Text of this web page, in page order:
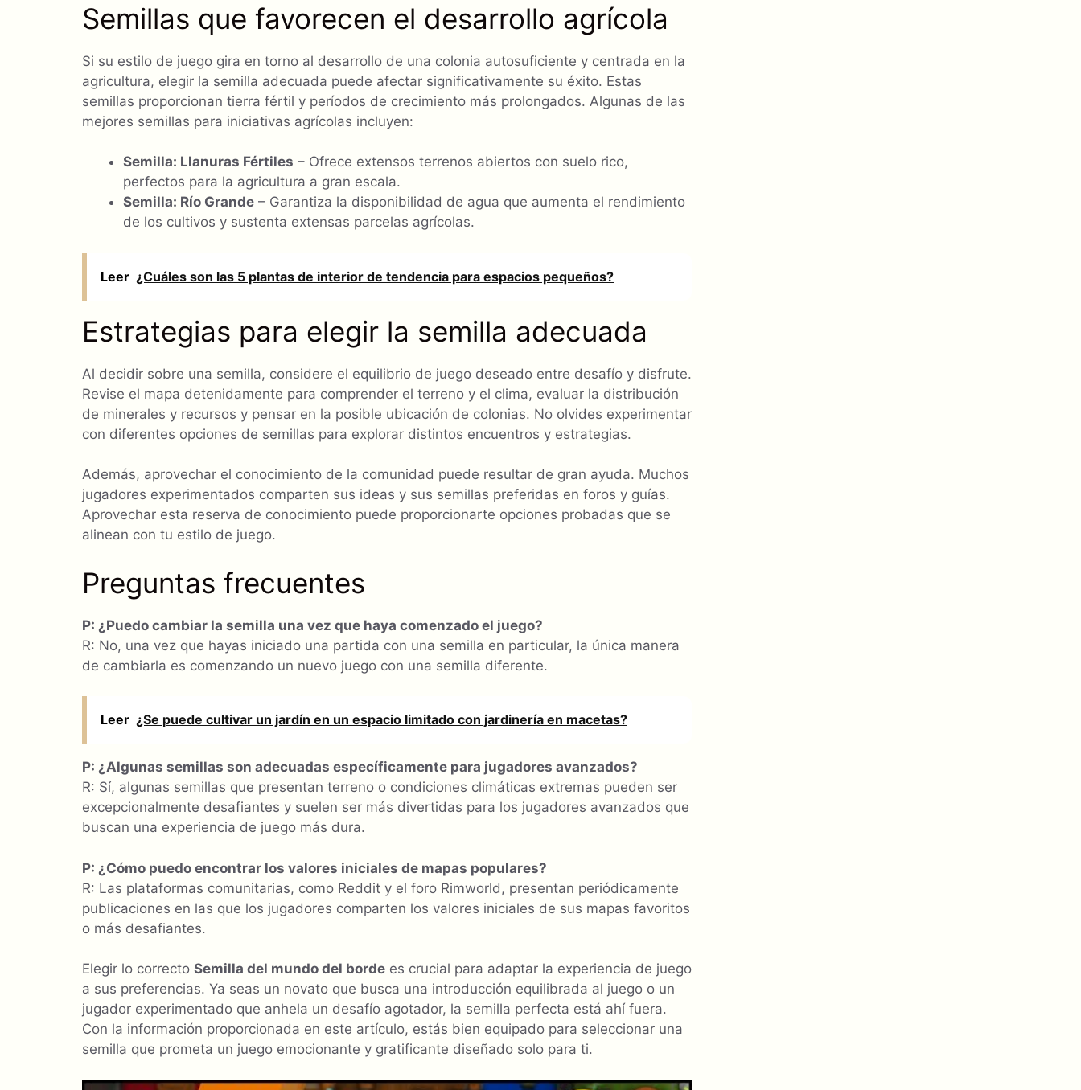
Semillas que favorecen el desarrollo agrícola
Si su estilo de juego gira en torno al desarrollo de una colonia autosuficiente y centrada en la
agricultura, elegir la semilla adecuada puede afectar significativamente su éxito. Estas
semillas proporcionan tierra fértil y períodos de crecimiento más prolongados. Algunas de las
mejores semillas para iniciativas agrícolas incluyen:
Semilla: Llanuras Fértiles – Ofrece extensos terrenos abiertos con suelo rico,
perfectos para la agricultura a gran escala.
Semilla: Río Grande – Garantiza la disponibilidad de agua que aumenta el rendimiento
de los cultivos y sustenta extensas parcelas agrícolas.
Leer ¿Cuáles son las 5 plantas de interior de tendencia para espacios pequeños?
Estrategias para elegir la semilla adecuada
Al decidir sobre una semilla, considere el equilibrio de juego deseado entre desafío y disfrute.
Revise el mapa detenidamente para comprender el terreno y el clima, evaluar la distribución
de minerales y recursos y pensar en la posible ubicación de colonias. No olvides experimentar
con diferentes opciones de semillas para explorar distintos encuentros y estrategias.
Además, aprovechar el conocimiento de la comunidad puede resultar de gran ayuda. Muchos
jugadores experimentados comparten sus ideas y sus semillas preferidas en foros y guías.
Aprovechar esta reserva de conocimiento puede proporcionarte opciones probadas que se
alinean con tu estilo de juego.
Preguntas frecuentes
P: ¿Puedo cambiar la semilla una vez que haya comenzado el juego?
R: No, una vez que hayas iniciado una partida con una semilla en particular, la única manera
de cambiarla es comenzando un nuevo juego con una semilla diferente.
Leer ¿Se puede cultivar un jardín en un espacio limitado con jardinería en macetas?
P: ¿Algunas semillas son adecuadas específicamente para jugadores avanzados?
R: Sí, algunas semillas que presentan terreno o condiciones climáticas extremas pueden ser
excepcionalmente desafiantes y suelen ser más divertidas para los jugadores avanzados que
buscan una experiencia de juego más dura.
P: ¿Cómo puedo encontrar los valores iniciales de mapas populares?
R: Las plataformas comunitarias, como Reddit y el foro Rimworld, presentan periódicamente
publicaciones en las que los jugadores comparten los valores iniciales de sus mapas favoritos
o más desafiantes.
Elegir lo correcto Semilla del mundo del borde es crucial para adaptar la experiencia de juego
a sus preferencias. Ya seas un novato que busca una introducción equilibrada al juego o un
jugador experimentado que anhela un desafío agotador, la semilla perfecta está ahí fuera.
Con la información proporcionada en este artículo, estás bien equipado para seleccionar una
semilla que prometa un juego emocionante y gratificante diseñado solo para ti.